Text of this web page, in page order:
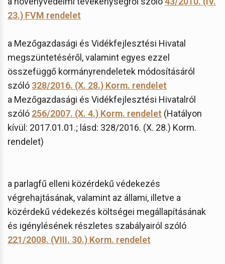
23.) FVM rendelet
a Mezőgazdasági és Vidékfejlesztési Hivatal
megszüntetéséről, valamint egyes ezzel
összefüggő kormányrendeletek módosításáról
szóló 328/2016. (X. 28.) Korm. rendelet
a Mezőgazdasági és Vidékfejlesztési Hivatalról
szóló 256/2007. (X. 4.) Korm. rendelet (Hatályon
kívül: 2017.01.01.; lásd: 328/2016. (X. 28.) Korm.
rendelet)
a parlagfű elleni közérdekű védekezés
végrehajtásának, valamint az állami, illetve a
közérdekű védekezés költségei megállapításának
és igénylésének részletes szabályairól szóló
221/2008. (VIII. 30.) Korm. rendelet